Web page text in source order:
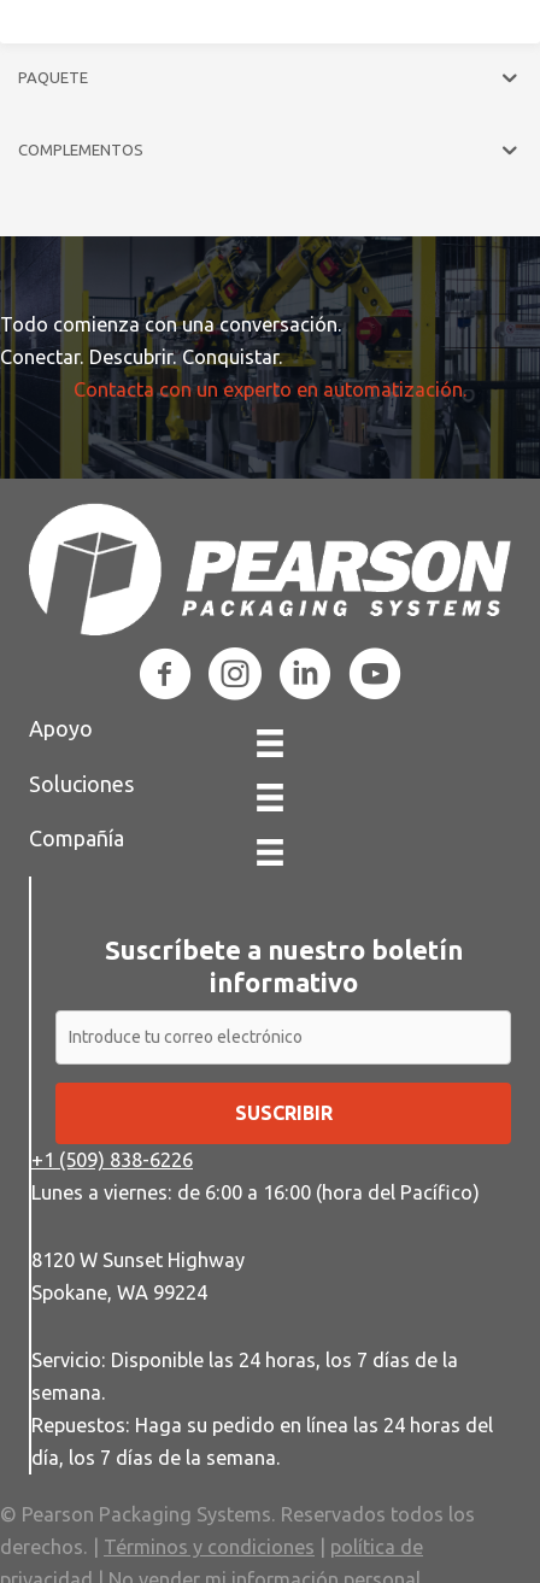
PAQUETE
COMPLEMENTOS
Todo comienza con una conversación.
Conectar. Descubrir. Conquistar.
Contacta con un experto en automatización.
Apoyo
Soluciones
Compañía
Suscríbete a nuestro boletín
informativo
SUSCRIBIR
+1 (509) 838-6226
Lunes a viernes: de 6:00 a 16:00 (hora del Pacífico)
8120 W Sunset Highway
Spokane, WA 99224
Servicio: Disponible las 24 horas, los 7 días de la
semana.
Repuestos: Haga su pedido en línea las 24 horas del
día, los 7 días de la semana.
© Pearson Packaging Systems. Reservados todos los
derechos. | Términos y condiciones
política de